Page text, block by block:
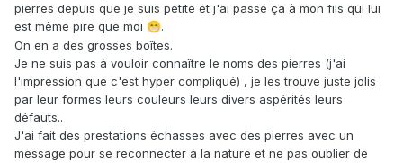
pierres depuis que je suis petite et j'ai passé ça à mon fils qui lui
est même pire que moi 😁.
On en a des grosses boîtes.
Je ne suis pas à vouloir connaître le noms des pierres (j'ai
l'impression que c'est hyper compliqué) , je les trouve juste jolis
par leur formes leurs couleurs leurs divers aspérités leurs
défauts..
J'ai fait des prestations échasses avec des pierres avec un
message pour se reconnecter à la nature et ne pas oublier de